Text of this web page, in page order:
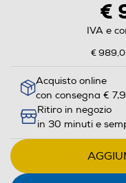
€
IVA e
€
Acquisto online
con consegna €
Ritiro in negozio
in 30 minuti e